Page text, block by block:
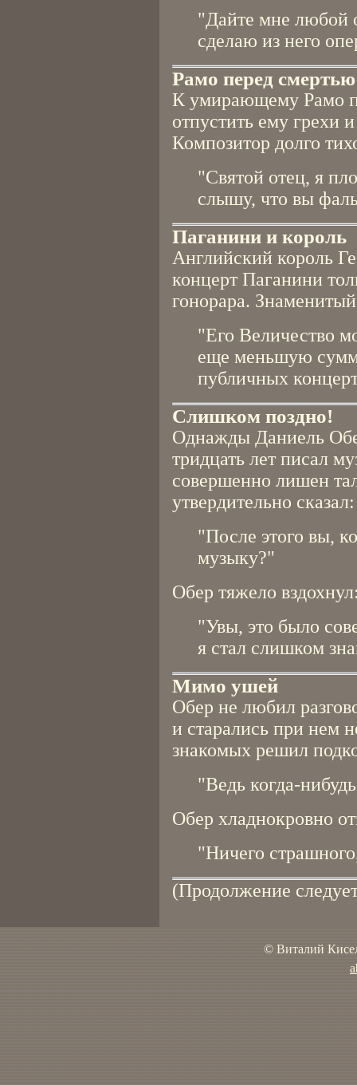
"Дайте мне любой
сделаю из него
Рамо перед смертью
К умирающему Рамо
отпустить ему грехи
Композитор долго
"Святой отец, я
слышу, что вы
Паганини и король
Английский король
концерт Паганини
гонорара.
"Его Величество
еще меньшую
публичных
Слишком поздно!
Однажды Даниель
тридцать лет писал
совершенно лишен
утвердительно сказал:
"После этого вы,
музыку?"
Обер тяжело
"Увы, это было
я стал слишком
Мимо ушей
Обер не любил
и старались при нем
знакомых решил
"Ведь когда-
Обер хладнокровно
"Ничего
(Продолжение
© Виталий